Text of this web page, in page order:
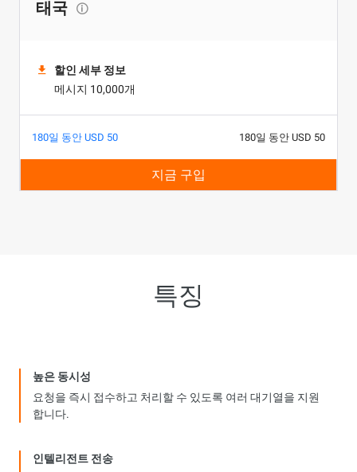
태국
할인 세부 정보
메시지 10,000개
180일 동안 USD 50 180일 동안 USD 50
지금 구입
특징
높은 동시성
요청을 즉시 접수하고 처리할 수 ​​있도록 여러 대기열을 지원
합니다.
인텔리전트 전송